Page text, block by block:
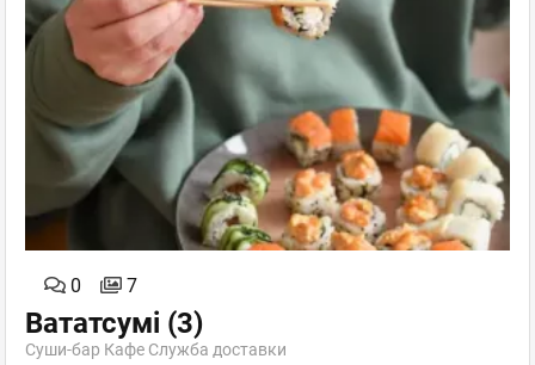
0 7
Вататсумі (3)
Суши-бар Кафе Служба доставки